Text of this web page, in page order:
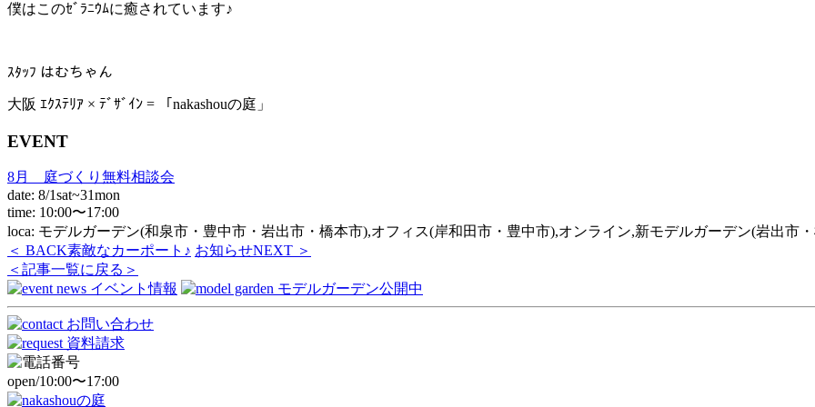
僕はこのｾﾞﾗﾆｳﾑに癒されています♪
ｽﾀｯﾌ はむちゃん
大阪 ｴｸｽﾃﾘｱ × ﾃﾞｻﾞｲﾝ = 「nakashouの庭」
EVENT
8月 庭づくり無料相談会
date: 8/1sat~31mon
time: 10:00〜17:00
loca: モデルガーデン(和泉市・豊中市・岩出市・橋本市),オフィス(岸和田市・豊中市),オンライン,新モデルガーデン(岩出市
＜ BACK素敵なカーポート♪ お知らせNEXT ＞
＜記事一覧に戻る＞
open/10:00〜17:00